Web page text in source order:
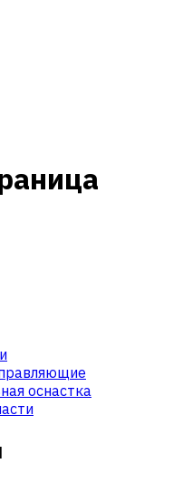
оснастка